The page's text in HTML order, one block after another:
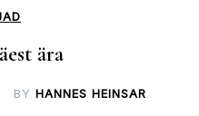
ära
BY HANNES HEINSAR